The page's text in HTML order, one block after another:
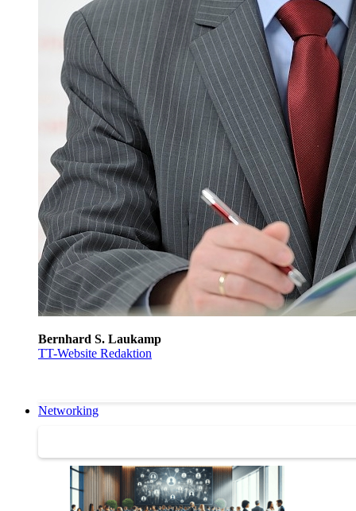
Bernhard S. Laukamp
TT-Website Redaktion
Networking